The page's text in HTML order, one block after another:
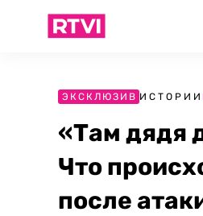
ЭКСКЛЮЗИВ ИСТОРИИ
«Там дядя
Что
после